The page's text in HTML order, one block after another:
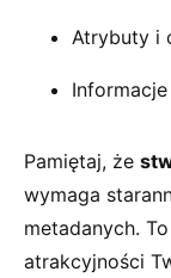
Atrybuty i
Pamiętaj, że
wymaga
metadanych.
atrakcyjności